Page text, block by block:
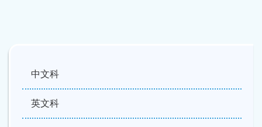
中文科
英文科